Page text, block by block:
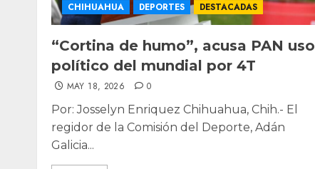
CHIHUAHUA DEPORTES DESTACADAS
“Cortina de humo”, acusa PAN uso
político del mundial por 4T
MAY 18, 2026 0
Por: Josselyn Enriquez Chihuahua, Chih.- El
regidor de la Comisión del Deporte, Adán
Galicia...